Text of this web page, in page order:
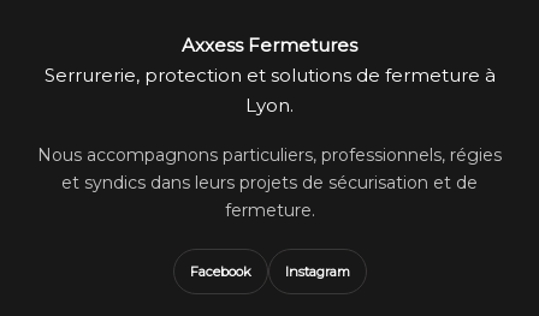
Axxess Fermetures
Serrurerie, protection et solutions de fermeture à
Lyon.
Nous accompagnons particuliers, professionnels, régies
et syndics dans leurs projets de sécurisation et de
fermeture.
Facebook Instagram